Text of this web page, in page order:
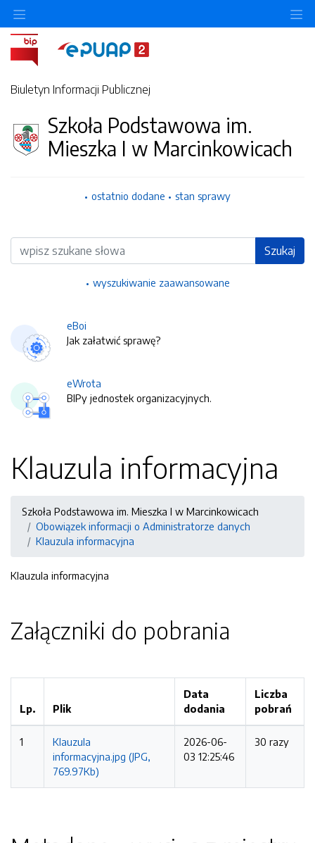
Biuletyn Informacji Publicznej
Szkoła Podstawowa im.
Mieszka I w Marcinkowicach
ostatnio dodane stan sprawy
Wyszukiwarka Szukaj
wyszukiwanie zaawansowane
eBoi
Jak załatwić sprawę?
eWrota
BIPy jednostek organizacyjnych.
Klauzula informacyjna
Szkoła Podstawowa im. Mieszka I w Marcinkowicach
Obowiązek informacji o Administratorze danych
Klauzula informacyjna
Klauzula informacyjna
Załączniki do pobrania
Lp. Plik
Data
dodania
Liczba
pobrań
1
Klauzula
informacyjna.jpg (JPG,
769.97Kb)
2026-06-
03 12:25:46
30 razy